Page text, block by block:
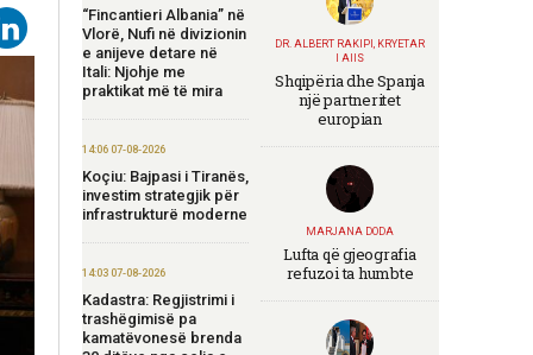
“Fincantieri Albania” në
Vlorë, Nufi në divizionin
e anijeve detare në
Itali: Njohje me
praktikat më të mira
14:06 07-08-2026
Koçiu: Bajpasi i Tiranës,
investim strategjik për
infrastrukturë moderne
14:03 07-08-2026
Kadastra: Regjistrimi i
trashëgimisë pa
kamatëvonesë brenda
DR. ALBERT RAKIPI, KRYETAR
I AIIS
Shqipëria dhe Spanja
një partneritet
europian
MARJANA DODA
Lufta që gjeografia
refuzoi ta humbte